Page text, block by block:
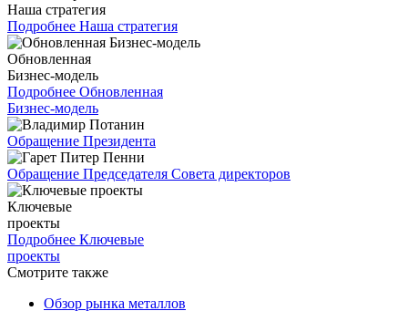
Наша стратегия
Подробнее Наша стратегия
Обновленная
Бизнес-модель
Подробнее Обновленная
Бизнес-модель
Обращение Президента
Обращение Председателя Совета директоров
Ключевые
проекты
Подробнее Ключевые
проекты
Смотрите также
Обзор рынка металлов